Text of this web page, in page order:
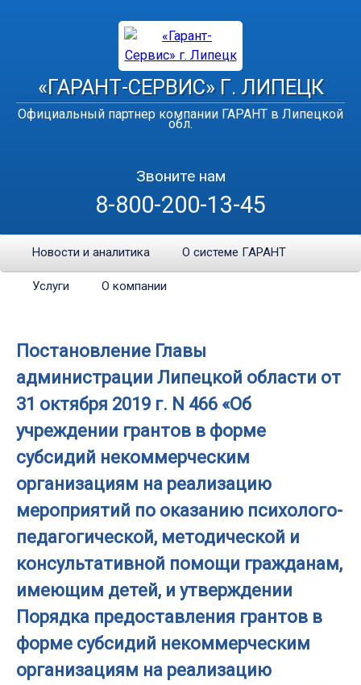
«ГАРАНТ-СЕРВИС» Г. ЛИПЕЦК
Официальный партнер компании ГАРАНТ в Липецкой
обл.
Звоните нам
8-800-200-13-45
Новости и аналитика О системе ГАРАНТ
Услуги О компании
Постановление Главы
администрации Липецкой области от
31 октября 2019 г. N 466 «Об
учреждении грантов в форме
субсидий некоммерческим
организациям на реализацию
мероприятий по оказанию психолого-
педагогической, методической и
консультативной помощи гражданам,
имеющим детей, и утверждении
Порядка предоставления грантов в
форме субсидий некоммерческим
организациям на реализацию